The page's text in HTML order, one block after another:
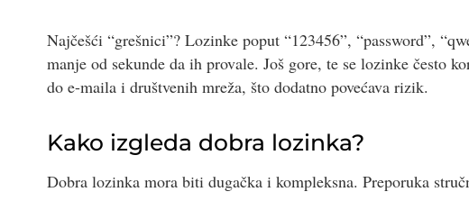
Najčešći “grešnici”? Lozinke poput “123456”, “password”,
manje od sekunde da ih provale. Još gore, te se lozinke često
do e-maila i društvenih mreža, što dodatno povećava rizik.
Kako izgleda dobra lozinka?
Dobra lozinka mora biti dugačka i kompleksna. Preporuka